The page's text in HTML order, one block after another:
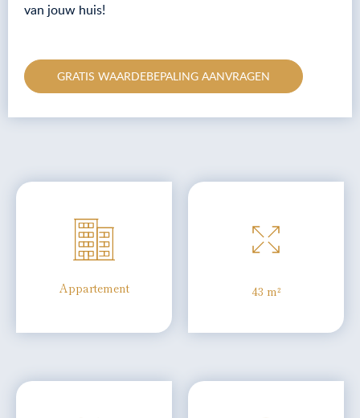
Appartement 43 m²
van jouw huis!
GRATIS WAARDEBEPALING AANVRAGEN